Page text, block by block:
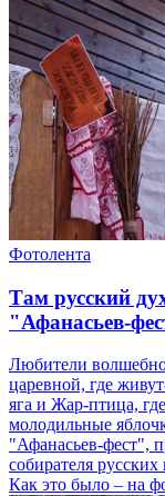
Фотолента
Там русский
"Афанасьев-
Любители
царевной, где
яга и Жар-птица,
молодильные
"Афанасьев-фест",
собирателя
Как это было – на